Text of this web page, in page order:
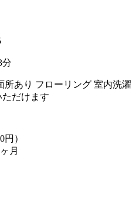
分
あり フローリング 室内洗濯
だけます
）
月